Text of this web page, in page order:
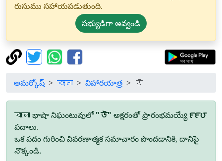
రుసుము సహాయపడుతుంది.
సభ్యుడిగా అవ్వండి
అమర్కోష్ বাংলা విహారయాత్ర উ
বাংলা భాషా నిఘంటువులో"উ" అక్షరంతో ప్రారంభమయ్యే౯౯౮
పదాలు.
ఒక పదం గురించి వివరణాత్మక సమాచారం పొందడానికి, దానిపై
నొక్కండి.